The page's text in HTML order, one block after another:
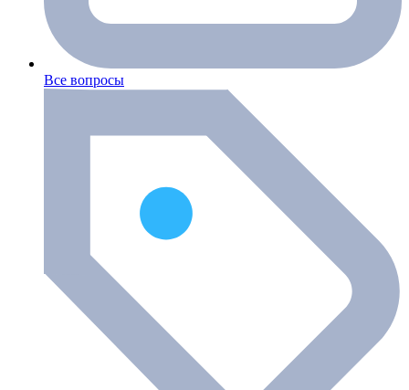
Все вопросы